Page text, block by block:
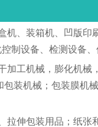
、装箱机、凹版
制设备、检测设备
加工机械，膨化机
装机械；包装膜
拉伸包装用品；纸